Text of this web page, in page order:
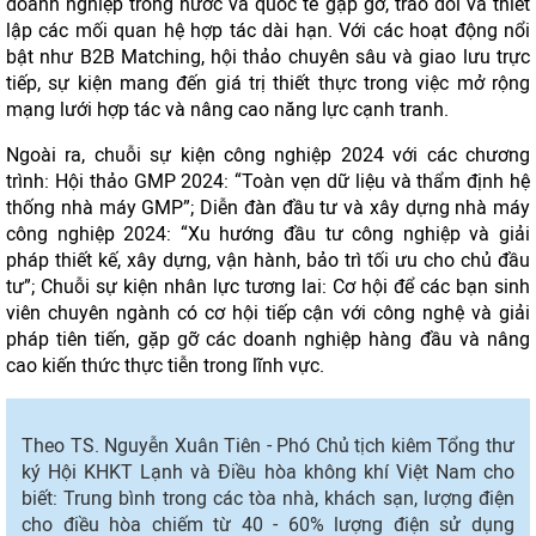
lập các mối quan hệ hợp tác dài hạn. Với các hoạt động nổi
bật như B2B Matching, hội thảo chuyên sâu và giao lưu trực
tiếp, sự kiện mang đến giá trị thiết thực trong việc mở rộng
mạng lưới hợp tác và nâng cao năng lực cạnh tranh.
Ngoài ra, chuỗi sự kiện công nghiệp 2024 với các chương
trình: Hội thảo GMP 2024: “Toàn vẹn dữ liệu và thẩm định hệ
thống nhà máy GMP”; Diễn đàn đầu tư và xây dựng nhà máy
công nghiệp 2024: “Xu hướng đầu tư công nghiệp và giải
pháp thiết kế, xây dựng, vận hành, bảo trì tối ưu cho chủ đầu
tư”; Chuỗi sự kiện nhân lực tương lai: Cơ hội để các bạn sinh
viên chuyên ngành có cơ hội tiếp cận với công nghệ và giải
pháp tiên tiến, gặp gỡ các doanh nghiệp hàng đầu và nâng
cao kiến thức thực tiễn trong lĩnh vực.
Theo TS. Nguyễn Xuân Tiên - Phó Chủ tịch kiêm Tổng thư
ký Hội KHKT Lạnh và Điều hòa không khí Việt Nam cho
biết: Trung bình trong các tòa nhà, khách sạn, lượng điện
cho điều hòa chiếm từ 40 - 60% lượng điện sử dụng